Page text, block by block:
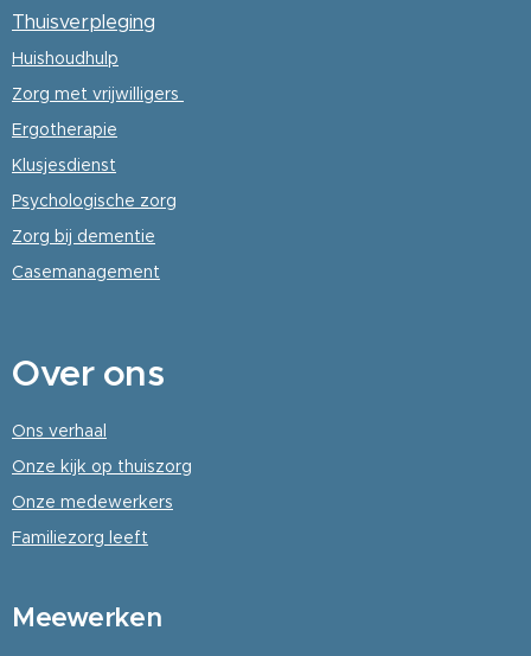
Thuisverpleging
Huishoudhulp
Zorg met vrijwilligers
Ergotherapie
Klusjesdienst
Psychologische zorg
Zorg bij dementie
Casemanagement
Over ons
Ons verhaal
Onze kijk op thuiszorg
Onze medewerkers
Familiezorg leeft
Meewerken